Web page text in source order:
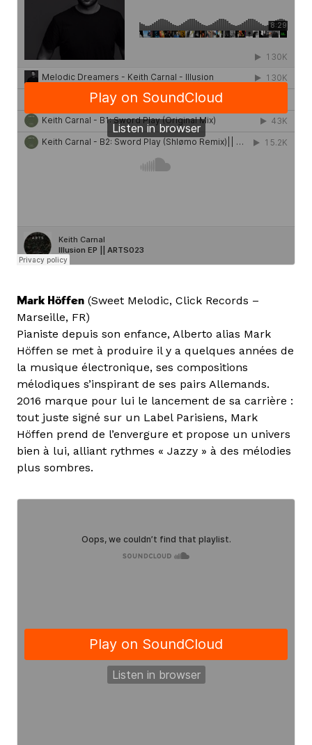
Mark Höffen (Sweet Melodic, Click Records –
Marseille, FR)
Pianiste depuis son enfance, Alberto alias Mark
Höffen se met à produire il y a quelques années de
la musique électronique, ses compositions
mélodiques s’inspirant de ses pairs Allemands.
2016 marque pour lui le lancement de sa carrière :
tout juste signé sur un Label Parisiens, Mark
Höffen prend de l’envergure et propose un univers
bien à lui, alliant rythmes « Jazzy » à des mélodies
plus sombres.